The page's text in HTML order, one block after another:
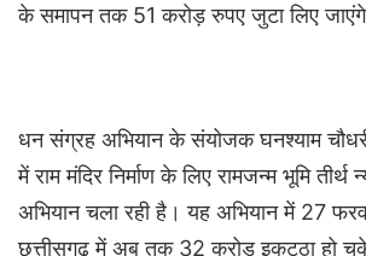
के समापन तक 51 करोड़ रुपए जुटा लिए
धन संग्रह अभियान के संयोजक घनश्याम
में राम मंदिर निर्माण के लिए रामजन्म भूमि
अभियान चला रही है। यह अभियान में 27
छत्तीसगढ़ में अब तक 32 करोड़ इकट्ठा हो